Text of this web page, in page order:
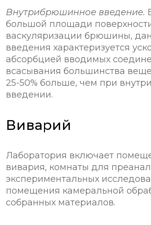
Внутрибрюшинное введение.
большой площади
васкуляризации брюшины,
введения характеризуется
абсорбцией вводимых
всасывания большинства
25-50% больше, чем при
введении.
Виварий
Лаборатория включает
вивария, комнаты для
экспериментальных
помещения камеральной
собранных материалов.